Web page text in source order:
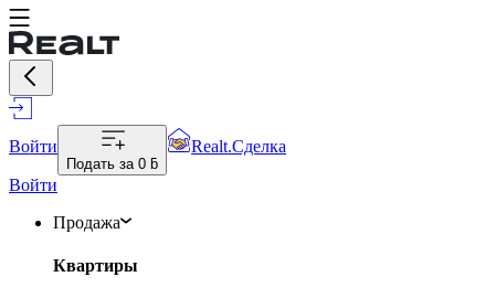
Войти
Подать за 0 ƃ
Realt.Сделка
Войти
Продажа
Квартиры